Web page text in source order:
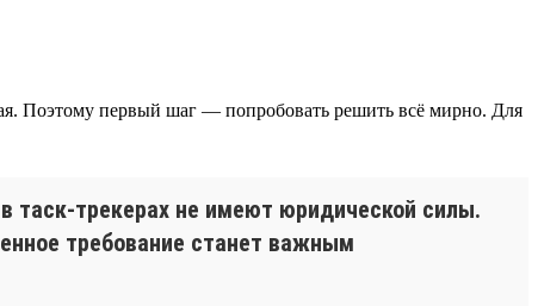
Поэтому первый шаг — попробовать решить всё мирно. Для
таск-трекерах не имеют юридической силы.
требование станет важным